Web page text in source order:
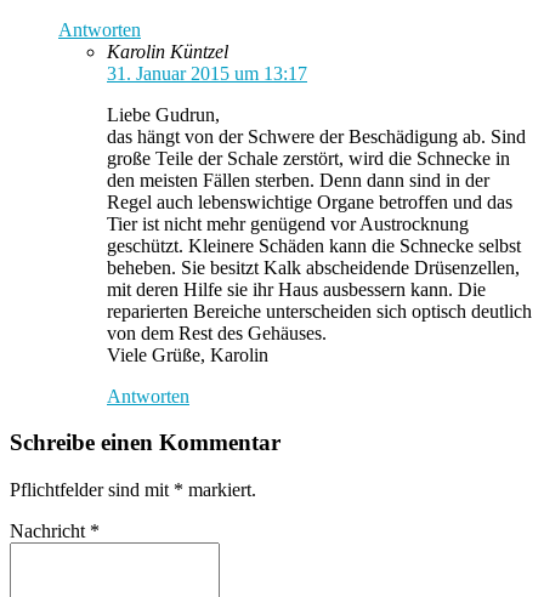
Antworten
Karolin Küntzel
31. Januar 2015 um 13:17
Liebe Gudrun,
das hängt von der Schwere der Beschädigung ab. Sind
große Teile der Schale zerstört, wird die Schnecke in
den meisten Fällen sterben. Denn dann sind in der
Regel auch lebenswichtige Organe betroffen und das
Tier ist nicht mehr genügend vor Austrocknung
geschützt. Kleinere Schäden kann die Schnecke selbst
beheben. Sie besitzt Kalk abscheidende Drüsenzellen,
mit deren Hilfe sie ihr Haus ausbessern kann. Die
reparierten Bereiche unterscheiden sich optisch deutlich
von dem Rest des Gehäuses.
Viele Grüße, Karolin
Antworten
Schreibe einen Kommentar
Pflichtfelder sind mit * markiert.
Nachricht *